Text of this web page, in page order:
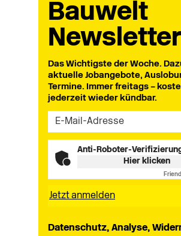
Bauwelt
Newsletter
Das Wichtigste der Woche.
aktuelle Jobangebote,
Termine. Immer freitags –
jederzeit wieder kündbar.
Anti-Roboter-
Hier klicken
Datenschutz, Analyse,